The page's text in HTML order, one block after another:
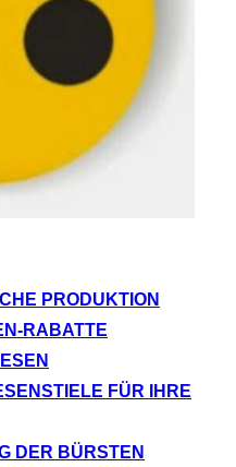
PRODUKTION
RABATTE
FÜR IHRE
DER BÜRSTEN